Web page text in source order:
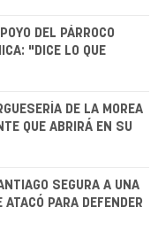
DEL PÁRROCO
"DICE LO QUE
DE LA MOREA
QUE ABRIRÁ EN SU
SEGURA A UNA
PARA DEFENDER